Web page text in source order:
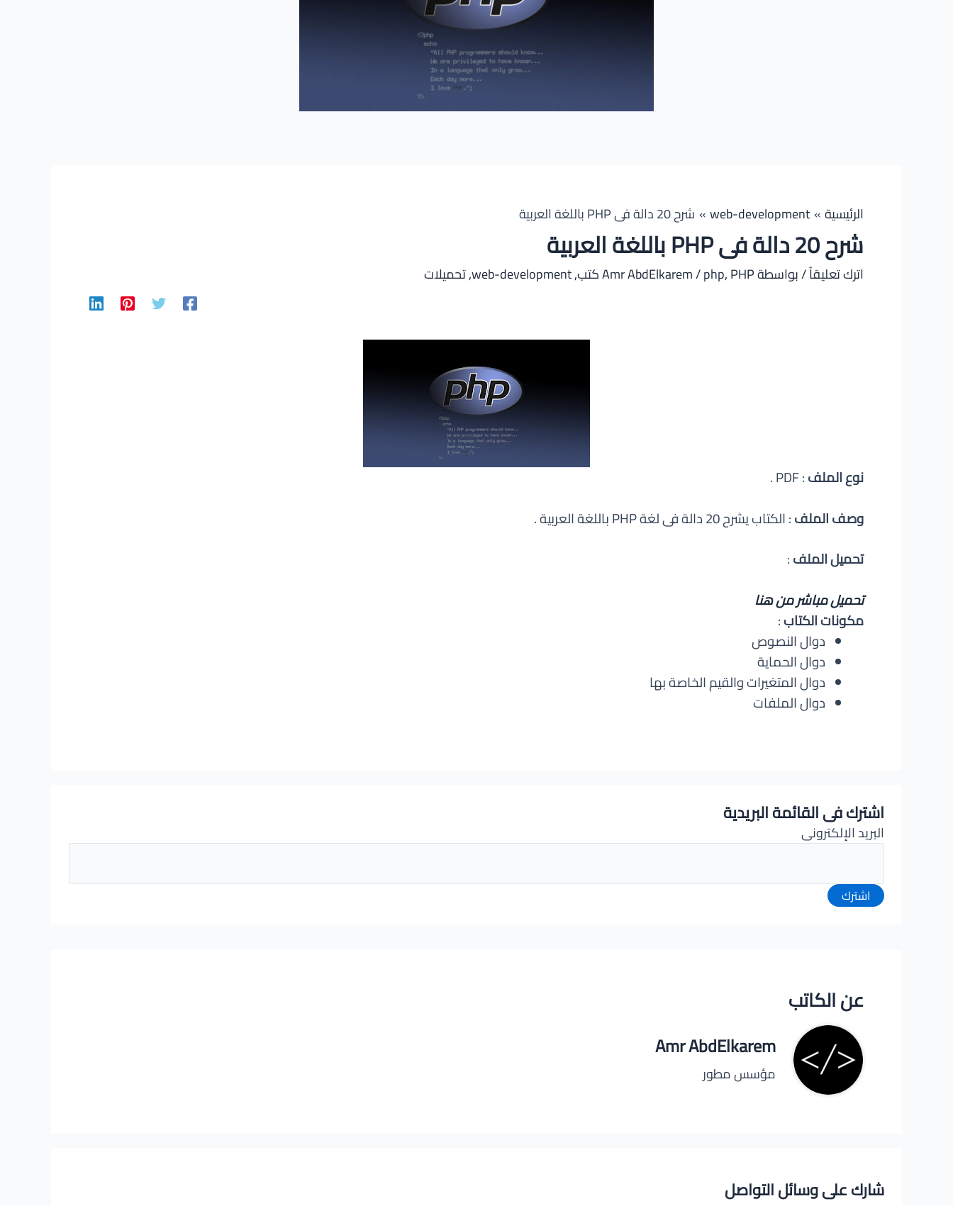
الرئيسية web-development شرح 20 دالة فى PHP باللغة العربية
شرح 20 دالة فى PHP باللغة العربية
اترك تعليقاً/ بواسطة Amr AbdElkarem/php,PHP كتب ,
web-development
,تحميلات
نوع الملف: PDF .
وصف الملف: الكتاب يشرح 20 دالة فى لغة PHP باللغة العربية .
تحميل الملف:
تحميل مباشر من هنا
مكونات الكتاب:
دوال النصوص
دوال الحماية
دوال المتغيرات والقيم الخاصة بها
دوال الملفات
اشترك فى القائمة البريدية
البريد الإلكترونى
اشترك
عن الكاتب
Amr AbdElkarem
مؤسس مطور
شارك على وسائل التواصل